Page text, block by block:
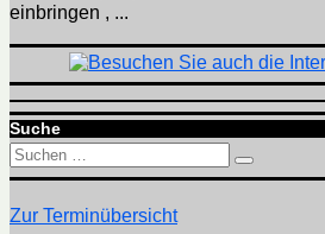
einbringen , ...
Suche
Suchen
nach:
Suchen
Zur Terminübersicht